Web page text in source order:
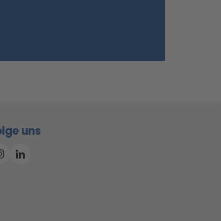
uns
InstagramLinkedin